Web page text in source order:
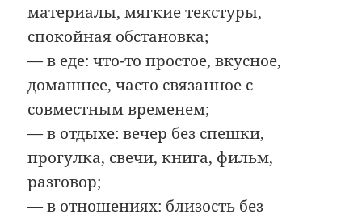
материалы, мягкие текстуры,
спокойная обстановка;
— в еде: что-то простое, вкусное,
домашнее, часто связанное с
совместным временем;
— в отдыхе: вечер без спешки,
прогулка, свечи, книга, фильм,
разговор;
— в отношениях: близость без